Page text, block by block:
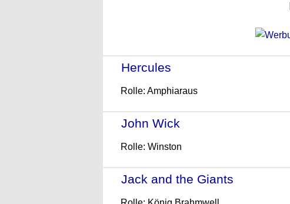
Hercules
Rolle: Amphiaraus
John Wick
Rolle: Winston
Jack and the Giants